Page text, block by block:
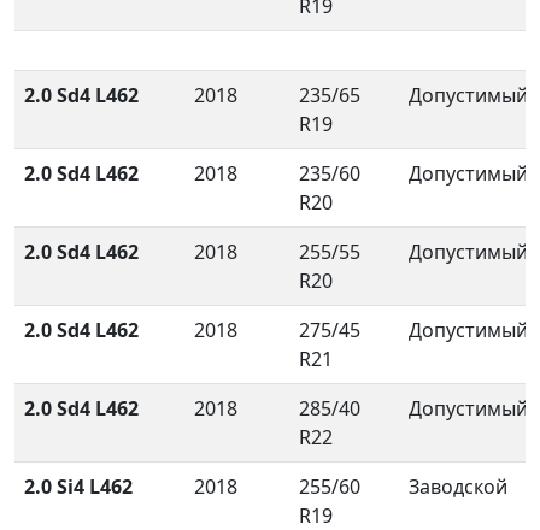
R19
2.0 Sd4 L462 2018
235/65
R19
Допустимый
2.0 Sd4 L462 2018
235/60
R20
Допустимый
2.0 Sd4 L462 2018
255/55
R20
Допустимый
2.0 Sd4 L462 2018
275/45
R21
Допустимый
2.0 Sd4 L462 2018
285/40
R22
Допустимый
2.0 Si4 L462 2018
255/60
R19
Заводской